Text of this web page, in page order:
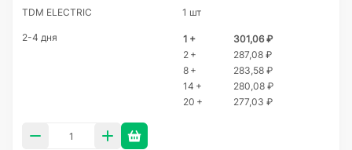
TDM ELECTRIC 1 шт
2-4 дня 1 +
301,06 ₽
2 +
287,08 ₽
8 +
283,58 ₽
14 +
280,08 ₽
20 +
277,03 ₽